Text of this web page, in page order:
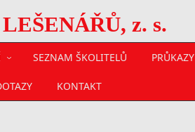
z. s.
SEZNAM ŠKOLITELŮ PRŮKAZY
KONTAKT